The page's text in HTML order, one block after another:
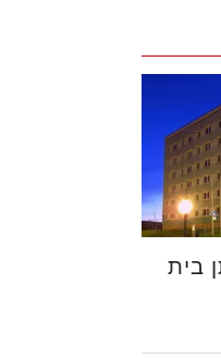
בית